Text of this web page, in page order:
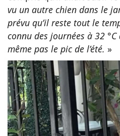
vu un autre chien dans le
prévu qu’il reste tout le
connu des journées à 32
même pas le pic de l’été. »